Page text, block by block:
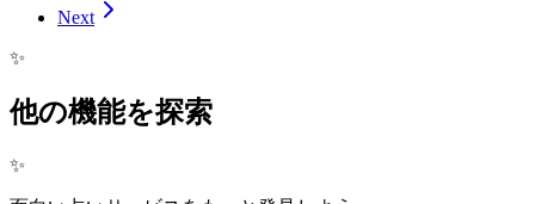
Next
✨
他の機能を探索
✨